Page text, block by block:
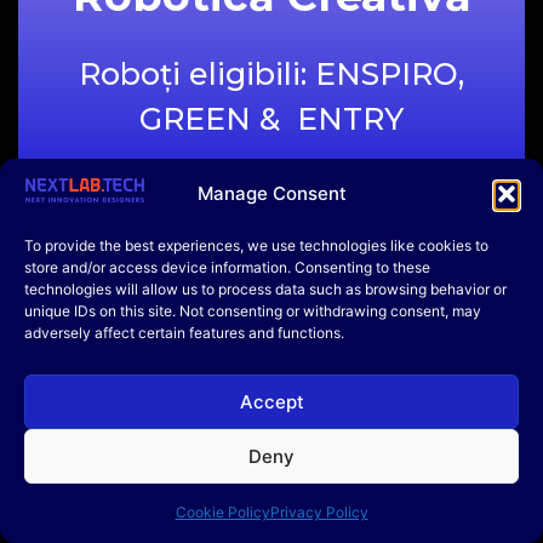
Manage Consent
To provide the best experiences, we use technologies like cookies to
store and/or access device information. Consenting to these
technologies will allow us to process data such as browsing behavior or
unique IDs on this site. Not consenting or withdrawing consent, may
adversely affect certain features and functions.
Accept
Deny
Cookie PolicyPrivacy Policy
traseul într-un timp cat mai scurt. Este cea mai
fișiere video, întrebări de verificare și o versiune
codul și să calibreze robotul pentru a câștiga.
Roboți eligibili: ENSPIRO,
GREEN & ENTRY
Robotică Creativă
Este o probă pentru elevi avansați, ce necesită un
gimnaziale din România. Elevii vor crea un robot cu
utilitate casnică, la alegere (ex: robot de udat
plante, hrănit pisica etc.). Kit-ul ENSPIRO include
care se pot adăuga extensii 3D sau mecanice.
Line-Follower
Advanced
Roboți eligibili: TECNICUS